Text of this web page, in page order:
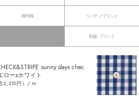
播州織 リバティプリント
刺繍･プリント
sunny days chec
ローxホワイト
2,310円）/ m